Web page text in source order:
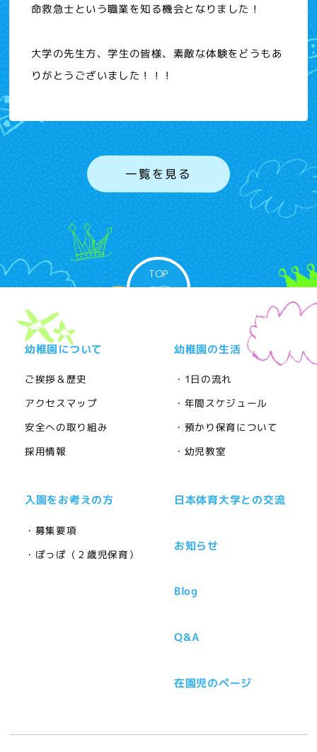
命救急士という職業を知る機会となりました！
大学の先生方、学生の皆様、素敵な体験をどうもあ
りがとうございました！！！
一覧を見る
TOP
幼稚園について
ご挨拶＆歴史
アクセスマップ
安全への取り組み
採用情報
幼稚園の生活
・1日の流れ
・年間スケジュール
・預かり保育について
・幼児教室
入園をお考えの方
・募集要項
・ぽっぽ（２歳児保育）
日本体育大学との交流
お知らせ
Blog
Q&A
在園児のページ